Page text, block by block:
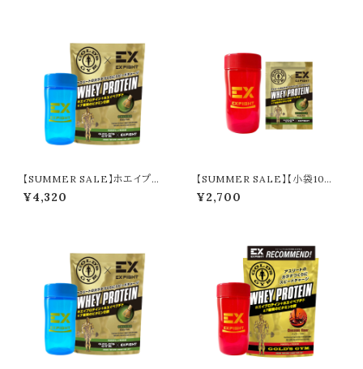
【SUMMER SALE】ホエイプロ
テイン／本格抹茶（360g）＋シ
ェイカー
¥4,320
【SUMMER SALE】【小袋10個
セット】ホエイプロテイン／本格
抹茶（20g）＋シェイカー
¥2,700